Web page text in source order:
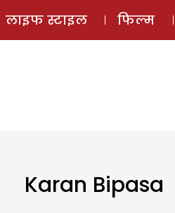
ई-मैगज़ीन
लाइफ स्टाइल फिल्म
Karan Bipasa